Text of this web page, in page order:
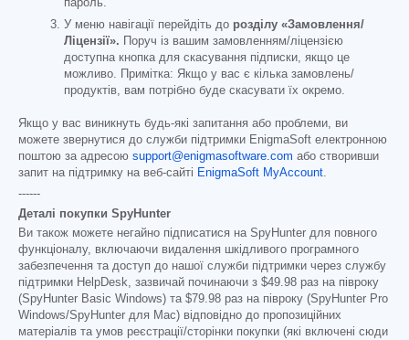
пароль.
У меню навігації перейдіть до розділу «Замовлення/
Ліцензії». Поруч із вашим замовленням/ліцензією
доступна кнопка для скасування підписки, якщо це
можливо. Примітка: Якщо у вас є кілька замовлень/
продуктів, вам потрібно буде скасувати їх окремо.
Якщо у вас виникнуть будь-які запитання або проблеми, ви
можете звернутися до служби підтримки EnigmaSoft електронною
поштою за адресою support@enigmasoftware.com або створивши
запит на підтримку на веб-сайті EnigmaSoft MyAccount.
------
Деталі покупки SpyHunter
Ви також можете негайно підписатися на SpyHunter для повного
функціоналу, включаючи видалення шкідливого програмного
забезпечення та доступ до нашої служби підтримки через службу
підтримки HelpDesk, зазвичай починаючи з $49.98 раз на півроку
(SpyHunter Basic Windows) та $79.98 раз на півроку (SpyHunter Pro
Windows/SpyHunter для Mac) відповідно до пропозиційних
матеріалів та умов реєстрації/сторінки покупки (які включені сюди